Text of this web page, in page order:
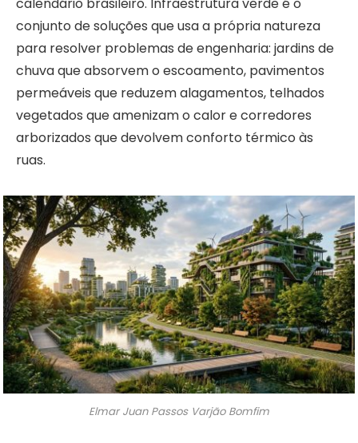
calendário brasileiro. Infraestrutura verde é o
conjunto de soluções que usa a própria natureza
para resolver problemas de engenharia: jardins de
chuva que absorvem o escoamento, pavimentos
permeáveis que reduzem alagamentos, telhados
vegetados que amenizam o calor e corredores
arborizados que devolvem conforto térmico às
ruas.
Elmar Juan Passos Varjão Bomfim